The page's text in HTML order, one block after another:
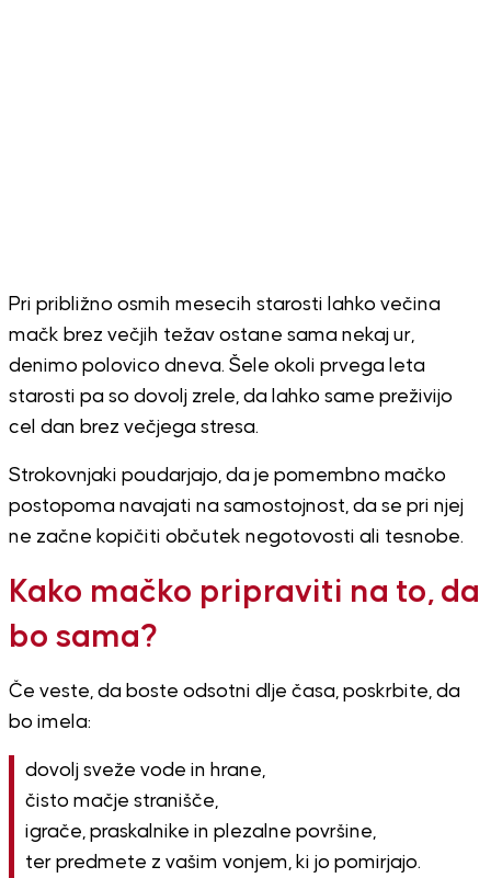
Pri približno osmih mesecih starosti lahko večina
mačk brez večjih težav ostane sama nekaj ur,
denimo polovico dneva. Šele okoli prvega leta
starosti pa so dovolj zrele, da lahko same preživijo
cel dan brez večjega stresa.
Strokovnjaki poudarjajo, da je pomembno mačko
postopoma navajati na samostojnost, da se pri njej
ne začne kopičiti občutek negotovosti ali tesnobe.
Kako mačko pripraviti na to, da
bo sama?
Če veste, da boste odsotni dlje časa, poskrbite, da
bo imela:
dovolj sveže vode in hrane,
čisto mačje stranišče,
igrače, praskalnike in plezalne površine,
ter predmete z vašim vonjem, ki jo pomirjajo.